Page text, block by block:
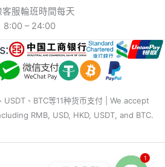
客服輪班時間每天
8:00 – 24:00
USDT、BTC等11种货币支付 | We accept
RMB, USD, HKD, USDT, and BTC.
1